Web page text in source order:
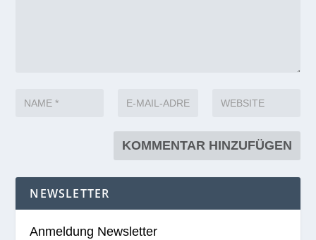
NEWSLETTER
Anmeldung Newsletter